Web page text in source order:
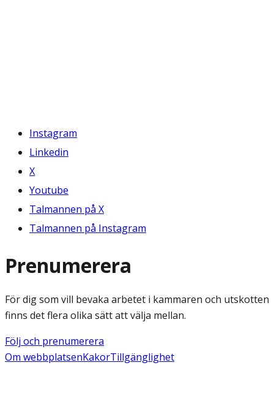
Instagram
Linkedin
X
Youtube
Talmannen på X
Talmannen på Instagram
Prenumerera
För dig som vill bevaka arbetet i kammaren och utskotten
finns det flera olika sätt att välja mellan.
Följ och prenumerera
Om webbplatsenKakorTillgänglighet